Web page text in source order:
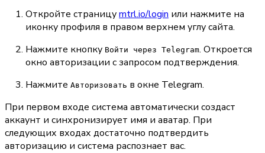
Откройте страницу mtrl.io/login или нажмите на
иконку профиля в правом верхнем углу сайта.
Нажмите кнопку Войти через Telegram. Откроется
окно авторизации с запросом подтверждения.
Нажмите Авторизовать в окне Telegram.
При первом входе система автоматически создаст
аккаунт и синхронизирует имя и аватар. При
следующих входах достаточно подтвердить
авторизацию и система распознает вас.